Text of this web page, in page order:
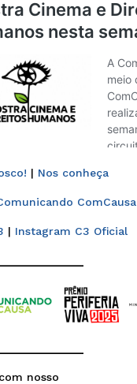
| Nos conheça
ComCausa
| Instagram C3 Oficial
nosso